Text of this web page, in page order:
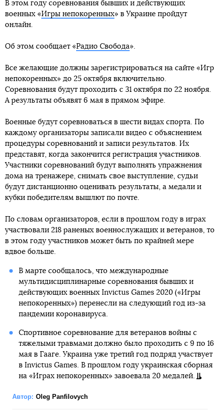
В этом году соревнования бывших и действующих
военных «Игры непокоренных» в Украине пройдут
онлайн.
Об этом сообщает «Радио Свобода».
Все желающие должны зарегистрироваться на сайте «Игр
непокоренных» до 25 октября включительно.
Соревнования будут проходить с 31 октября по 22 ноября.
А результаты объявят 6 мая в прямом эфире.
Военные будут соревноваться в шести видах спорта. По
каждому организаторы записали видео с объяснением
процедуры соревнований и записи результатов. Их
представят, когда закончится регистрация участников.
Участники соревнований будут выполнять упражнения
дома на тренажере, снимать свое выступление, судьи
будут дистанционно оценивать результаты, а медали и
кубки победителям вышлют по почте.
По словам организаторов, если в прошлом году в играх
участвовали 218 раненых военнослужащих и ветеранов, то
в этом году участников может быть по крайней мере
вдвое больше.
В марте сообщалось, что международные
мультидисциплинарные соревнования бывших и
действующих военных Invictus Games 2020 («Игры
непокоренных») перенесли на следующий год из-за
пандемии коронавируса.
Спортивное соревнование для ветеранов войны с
тяжелыми травмами должно было проходить с 9 по 16
мая в Гааге. Украина уже третий год подряд участвует
в Invictus Games. В прошлом году украинская сборная
на «Играх непокоренных» завоевала 20 медалей.
Автор: Oleg Panfilovych